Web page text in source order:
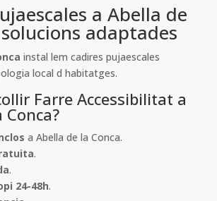
a Abella de
adaptades
instal lem cadires pujaescales
local d habitatges.
Farre Accessibilitat a
Conca?
a Abella de la Conca.
.
.
24-48h.